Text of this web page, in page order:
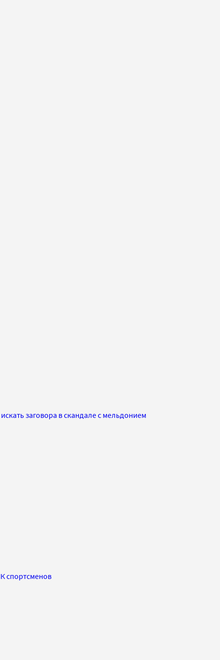
заговора в скандале с мельдонием
спортсменов